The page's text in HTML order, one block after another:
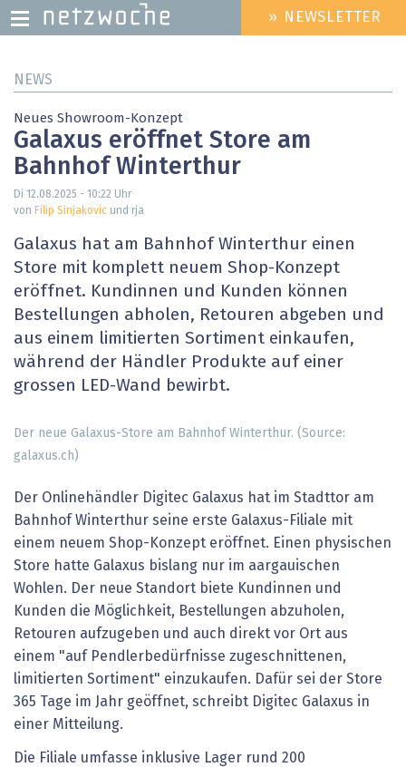
zum
HEADER
MENU
» NEWSLETTER
NEWS
Neues Showroom-Konzept
Galaxus eröffnet Store am
Bahnhof Winterthur
Di 12.08.2025 - 10:22 Uhr
von Filip Sinjakovic und rja
Galaxus hat am Bahnhof Winterthur einen
Store mit komplett neuem Shop-Konzept
eröffnet. Kundinnen und Kunden können
Bestellungen abholen, Retouren abgeben und
aus einem limitierten Sortiment einkaufen,
während der Händler Produkte auf einer
grossen LED-Wand bewirbt.
Der neue Galaxus-Store am Bahnhof Winterthur. (Source:
galaxus.ch)
Der Onlinehändler Digitec Galaxus hat im Stadttor am
Bahnhof Winterthur seine erste Galaxus-Filiale mit
einem neuem Shop-Konzept eröffnet. Einen physischen
Store hatte Galaxus bislang nur im aargauischen
Wohlen. Der neue Standort biete Kundinnen und
Kunden die Möglichkeit, Bestellungen abzuholen,
Retouren aufzugeben und auch direkt vor Ort aus
einem "auf Pendlerbedürfnisse zugeschnittenen,
limitierten Sortiment" einzukaufen. Dafür sei der Store
365 Tage im Jahr geöffnet, schreibt Digitec Galaxus in
einer Mitteilung.
Die Filiale umfasse inklusive Lager rund 200